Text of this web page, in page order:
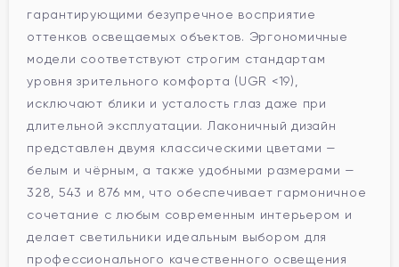
гарантирующими безупречное восприятие
оттенков освещаемых объектов. Эргономичные
модели соответствуют строгим стандартам
уровня зрительного комфорта (UGR <19),
исключают блики и усталость глаз даже при
длительной эксплуатации. Лаконичный дизайн
представлен двумя классическими цветами —
белым и чёрным, а также удобными размерами —
328, 543 и 876 мм, что обеспечивает гармоничное
сочетание с любым современным интерьером и
делает светильники идеальным выбором для
профессионального качественного освещения